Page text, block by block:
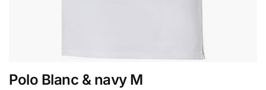
Polo Blanc & navy M